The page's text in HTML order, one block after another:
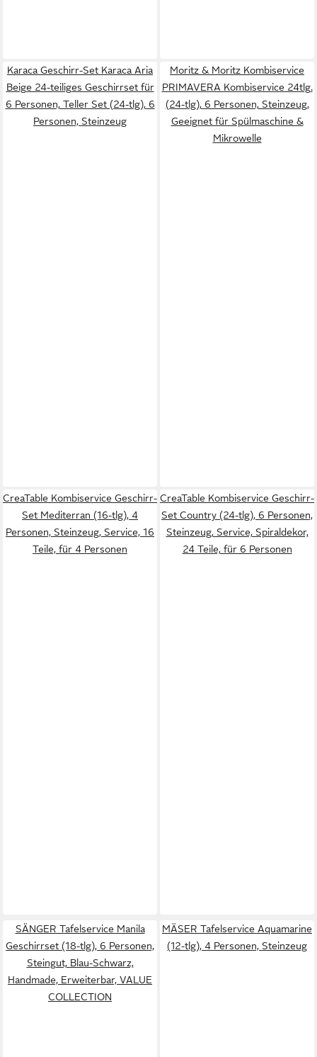
Karaca Geschirr-Set Karaca Aria
Beige 24-teiliges Geschirrset für
6 Personen, Teller Set (24-tlg), 6
Personen, Steinzeug
Moritz & Moritz Kombiservice
PRIMAVERA Kombiservice 24tlg.
(24-tlg), 6 Personen, Steinzeug,
Geeignet für Spülmaschine &
Mikrowelle
CreaTable Kombiservice Geschirr-
Set Mediterran (16-tlg), 4
Personen, Steinzeug, Service, 16
Teile, für 4 Personen
CreaTable Kombiservice Geschirr-
Set Country (24-tlg), 6 Personen,
Steinzeug, Service, Spiraldekor,
24 Teile, für 6 Personen
SÄNGER Tafelservice Manila
Geschirrset (18-tlg), 6 Personen,
Steingut, Blau-Schwarz,
Handmade, Erweiterbar, VALUE
COLLECTION
MÄSER Tafelservice Aquamarine
(12-tlg), 4 Personen, Steinzeug